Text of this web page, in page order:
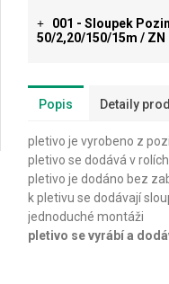
+
001 - Sloupek
50/2,20/150/15m / ZN
Popis Detaily
pletivo je vyrobeno z
pletivo se dodává v
pletivo je dodáno bez
k pletivu se dodávají
jednoduché montáži
pletivo se vyrábí a